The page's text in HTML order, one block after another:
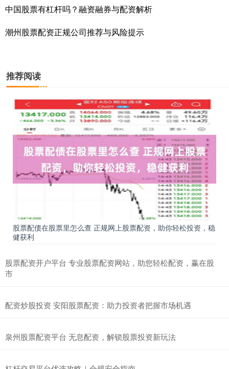
中国股票有杠杆吗？融资融券与配资解析
潮州股票配资正规公司推荐与风险提示
推荐阅读
股票配债在股票里怎么查 正规网上股票配资，助你轻松投资，稳
健获利
股票配资开户平台 专业股票配资网站，助您轻松配资，赢在股
市
配资炒股投资 安阳股票配资：助力投资者把握市场机遇
泉州股票配资平台 无息配资，解锁股票投资新玩法